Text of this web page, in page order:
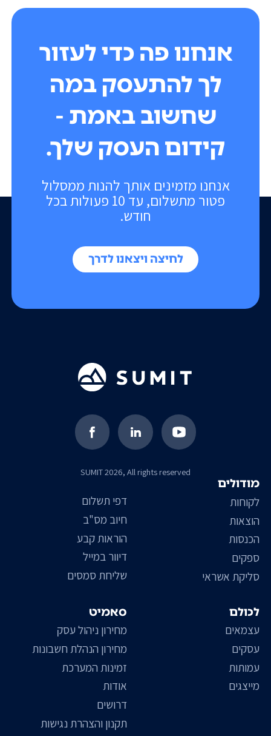
אנחנו מזמינים אותך להנות ממסלול
פטור מתשלום, עד 10 פעולות בכל
חודש.
לחיצה ויצאנו לדרך
אנחנו פה כדי לעזור
לך להתעסק במה
שחשוב באמת -
קידום העסק שלך.
SUMIT 2026, All rights reserved
סאמיט
מחירון ניהול עסק
מחירון הנהלת חשבונות
זמינות המערכת
אודות
דרושים
תקנון והצהרת נגישות
דפי תשלום
חיוב מס"ב
הוראות קבע
דיוור במייל
שליחת סמסים
מודולים
לקוחות
הוצאות
הכנסות
ספקים
סליקת אשראי
לכולם
עצמאים
עסקים
עמותות
מייצגים